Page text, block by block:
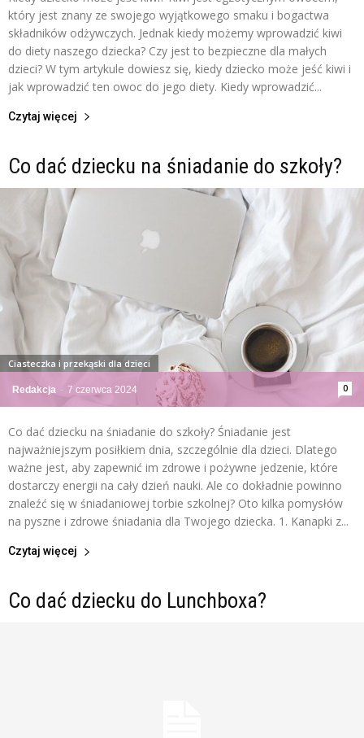
który jest znany ze swojego wyjątkowego smaku i bogactwa
składników odżywczych. Jednak kiedy możemy wprowadzić kiwi
do diety naszego dziecka? Czy jest to bezpieczne dla małych
dzieci? W tym artykule dowiesz się, kiedy dziecko może jeść kiwi i
jak wprowadzić ten owoc do jego diety. Kiedy wprowadzić...
Czytaj więcej
Co dać dziecku na śniadanie do szkoły?
Redakcja - 7 czerwca 2024 0
Ciasteczka i przekąski dla dzieci
Co dać dziecku na śniadanie do szkoły? Śniadanie jest
najważniejszym posiłkiem dnia, szczególnie dla dzieci. Dlatego
ważne jest, aby zapewnić im zdrowe i pożywne jedzenie, które
dostarczy energii na cały dzień nauki. Ale co dokładnie powinno
znaleźć się w śniadaniowej torbie szkolnej? Oto kilka pomysłów
na pyszne i zdrowe śniadania dla Twojego dziecka. 1. Kanapki z...
Czytaj więcej
Co dać dziecku do Lunchboxa?